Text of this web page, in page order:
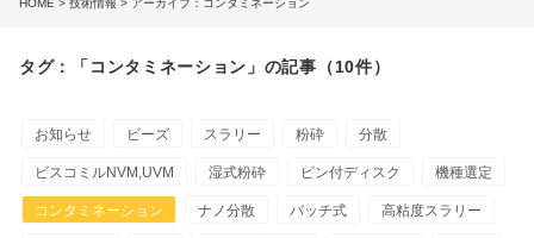
HOME > 技術情報 > アーカイブ：コンタミネーション
タグ：「コンタミネーション」の記事（10件）
お知らせ ビーズ スラリー 粉砕 分散
ビスコミルNVM,UVM 湿式粉砕 ピン付ディスク 機種選定
コンタミネーション ナノ分散 バッチ式 高粘度スラリー